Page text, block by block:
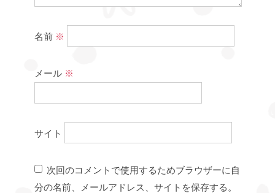
名前 ※
メール ※
サイト
次回のコメントで使用するためブラウザーに自
分の名前、メールアドレス、サイトを保存する。